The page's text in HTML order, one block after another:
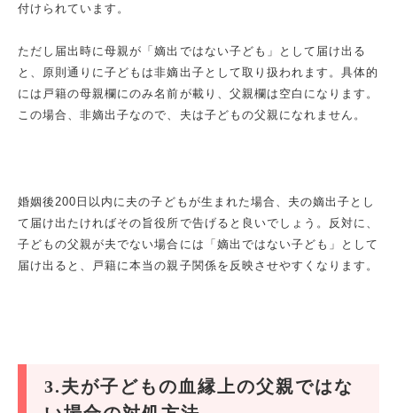
付けられています。
ただし届出時に母親が「嫡出ではない子ども」として届け出る
と、原則通りに子どもは非嫡出子として取り扱われます。具体的
には戸籍の母親欄にのみ名前が載り、父親欄は空白になります。
この場合、非嫡出子なので、夫は子どもの父親になれません。
婚姻後200日以内に夫の子どもが生まれた場合、夫の嫡出子とし
て届け出たければその旨役所で告げると良いでしょう。反対に、
子どもの父親が夫でない場合には「嫡出ではない子ども」として
届け出ると、戸籍に本当の親子関係を反映させやすくなります。
3.夫が子どもの血縁上の父親ではな